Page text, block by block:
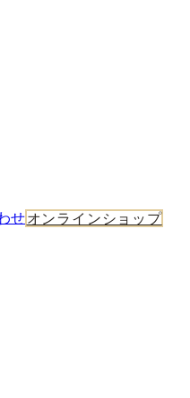
せオンラインショップ